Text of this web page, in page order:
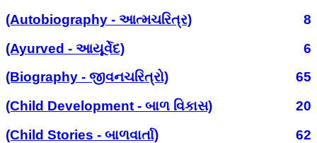
(Autobiography - આત્મચરિત્ર)
8
(Ayurved - આયૂર્વેદ)
6
(Biography - જીવનચરિત્રો)
65
(Child Development - બાળ વિકાસ)
20
(Child Stories - બાળવાર્તા)
62